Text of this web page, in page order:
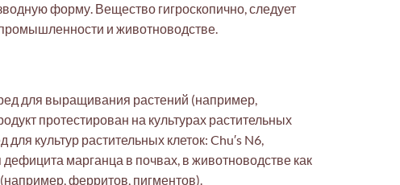
форму. Вещество гигроскопично, следует
и животноводстве.
для выращивания растений (например,
протестирован на культурах растительных
культур растительных клеток: Chu′s N6,
марганца в почвах, в животноводстве как
ферритов, пигментов).